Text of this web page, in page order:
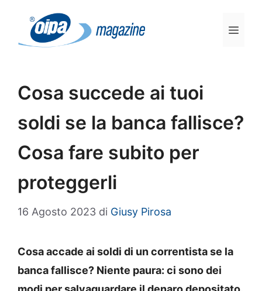
contenuto
Cosa succede ai tuoi
soldi se la banca fallisce?
Cosa fare subito per
proteggerli
16 Agosto 2023 di Giusy Pirosa
Cosa accade ai soldi di un correntista se la
banca fallisce? Niente paura: ci sono dei